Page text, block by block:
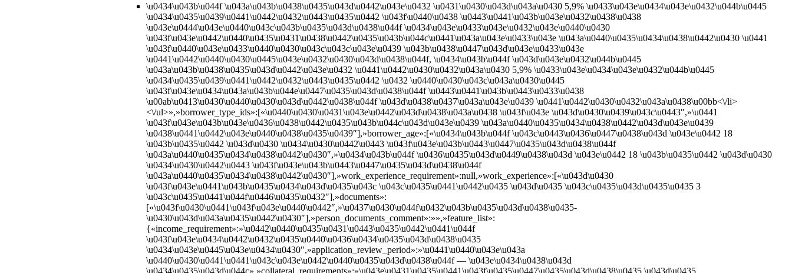
\u0434\u043b\u044f \u043a\u043b\u0438\u0435\u043d\u0442\u043e\u0432 \u0431\u0430\u043d\u043a\u0430 5,9% \u0433\u043e\u0434\u043e\u0432\u044b\u0445
\u0434\u0435\u0439\u0441\u0442\u0432\u0443\u0435\u0442 \u043f\u0440\u0438 \u0443\u0441\u043b\u043e\u0432\u0438\u0438
\u043e\u0444\u043e\u0440\u043c\u043b\u0435\u043d\u0438\u044f \u0434\u043e\u0433\u043e\u0432\u043e\u0440\u0430
\u043f\u043e\u0442\u0440\u0435\u0431\u0438\u0442\u0435\u043b\u044c\u0441\u043a\u043e\u0433\u043e \u043a\u0440\u0435\u0434\u0438\u0442\u0430 \u0441
\u043f\u0440\u043e\u0433\u0440\u0430\u043c\u043c\u043e\u0439 \u043b\u0438\u0447\u043d\u043e\u0433\u043e
\u0441\u0442\u0440\u0430\u0445\u043e\u0432\u0430\u043d\u0438\u044f, \u0434\u043b\u044f \u043d\u043e\u0432\u044b\u0445
\u043a\u043b\u0438\u0435\u043d\u0442\u043e\u0432 \u0441\u0442\u0430\u0432\u043a\u0430 5,9% \u0433\u043e\u0434\u043e\u0432\u044b\u0445
\u0434\u0435\u0439\u0441\u0442\u0432\u0443\u0435\u0442 \u0432 \u0440\u0430\u043c\u043a\u0430\u0445
\u043f\u043e\u0434\u043a\u043b\u044e\u0447\u0435\u043d\u0438\u044f \u0443\u0441\u043b\u0443\u0433\u0438
\u00ab\u0413\u0430\u0440\u0430\u043d\u0442\u0438\u044f \u043d\u0438\u0437\u043a\u043e\u0439 \u0441\u0442\u0430\u0432\u043a\u0438\u00bb<\/li>
<\/ul>»,»borrower_type_ids»:[«\u0440\u0430\u0431\u043e\u0442\u043d\u0438\u043a\u0438 \u043f\u043e \u043d\u0430\u0439\u043c\u0443″,»\u0441
\u043f\u043e\u043b\u043e\u0436\u0438\u0442\u0435\u043b\u044c\u043d\u043e\u0439 \u043a\u0440\u0435\u0434\u0438\u0442\u043d\u043e\u0439
\u0438\u0441\u0442\u043e\u0440\u0438\u0435\u0439″],»borrower_age»:[«\u0434\u043b\u044f \u043c\u0443\u0436\u0447\u0438\u043d \u043e\u0442 18
\u043b\u0435\u0442 \u043d\u0430 \u0434\u0430\u0442\u0443 \u043f\u043e\u043b\u0443\u0447\u0435\u043d\u0438\u044f
\u043a\u0440\u0435\u0434\u0438\u0442\u0430″,»\u0434\u043b\u044f \u0436\u0435\u043d\u0449\u0438\u043d \u043e\u0442 18 \u043b\u0435\u0442 \u043d\u0430
\u0434\u0430\u0442\u0443 \u043f\u043e\u043b\u0443\u0447\u0435\u043d\u0438\u044f
\u043a\u0440\u0435\u0434\u0438\u0442\u0430″],»work_experience_requirement»:null,»work_experience»:[«\u043d\u0430
\u043f\u043e\u0441\u043b\u0435\u0434\u043d\u0435\u043c \u043c\u0435\u0441\u0442\u0435 \u043d\u0435 \u043c\u0435\u043d\u0435\u0435 3
\u043c\u0435\u0441\u044f\u0446\u0435\u0432″],»documents»:
[«\u043f\u0430\u0441\u043f\u043e\u0440\u0442″,»\u0437\u0430\u044f\u0432\u043b\u0435\u043d\u0438\u0435-
\u0430\u043d\u043a\u0435\u0442\u0430″],»person_documents_comment»:»»,»feature_list»:
{«income_requirement»:»\u0442\u0440\u0435\u0431\u0443\u0435\u0442\u0441\u044f
\u043f\u043e\u0434\u0442\u0432\u0435\u0440\u0436\u0434\u0435\u043d\u0438\u0435
\u0434\u043e\u0445\u043e\u0434\u0430″,»application_review_period»:»\u0441\u0440\u043e\u043a
\u0440\u0430\u0441\u0441\u043c\u043e\u0442\u0440\u0435\u043d\u0438\u044f — \u043e\u0434\u0438\u043d